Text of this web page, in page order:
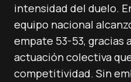
intensidad del duelo.
equipo nacional
empate 53-53, gracias
actuación colectiva
competitividad. Sin